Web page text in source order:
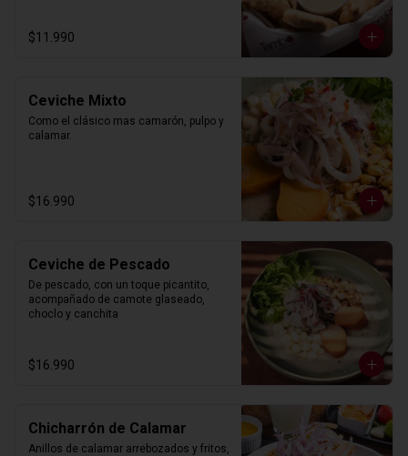
$11.990
Ceviche Mixto
Como el clásico mas camarón, pulpo y
calamar.
$16.990
Ceviche de Pescado
De pescado, con un toque picantito,
acompañado de camote glaseado,
choclo y canchita
$16.990
Chicharrón de Calamar
Anillos de calamar arrebozados y fritos,